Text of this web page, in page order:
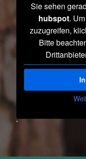
Sie sehen
hubspot.
zuzugreifen,
Bitte
'